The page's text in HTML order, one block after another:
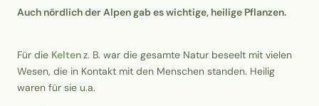
Auch nördlich der Alpen gab es wichtige, heilige Pflanzen.
Für die Keltenz. B. war die gesamte Natur beseelt mit vielen
Wesen, die in Kontakt mit den Menschen standen. Heilig
waren für sie u.a.